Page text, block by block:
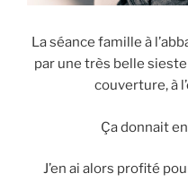
La séance famille à
par une très belle
couverture, à
Ça donnait
J’en ai alors profité